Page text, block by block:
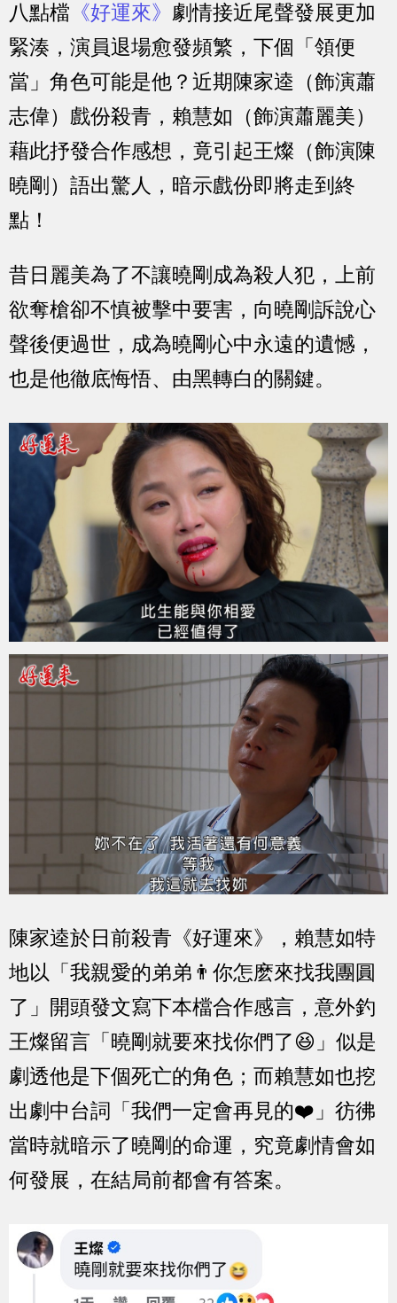
八點檔 《好運來》 劇情接近尾聲發展更加
緊湊，演員退場愈發頻繁，下個「領便
當」角色可能是他？近期陳家逵（飾演蕭
志偉）戲份殺青，賴慧如（飾演蕭麗美）
藉此抒發合作感想，竟引起王燦（飾演陳
曉剛）語出驚人，暗示戲份即將走到終
點！
昔日麗美為了不讓曉剛成為殺人犯，上前
欲奪槍卻不慎被擊中要害，向曉剛訴說心
聲後便過世，成為曉剛心中永遠的遺憾，
也是他徹底悔悟、由黑轉白的關鍵。
陳家逵於日前殺青《好運來》，賴慧如特
地以「我親愛的弟弟👨你怎麽來找我團圓
了」開頭發文寫下本檔合作感言，意外釣
王燦留言 「曉剛就要來找你們了😆」 似是
劇透他是下個死亡的角色；而賴慧如也挖
出劇中台詞「我們一定會再見的❤️」彷彿
當時就暗示了曉剛的命運，究竟劇情會如
何發展，在結局前都會有答案。